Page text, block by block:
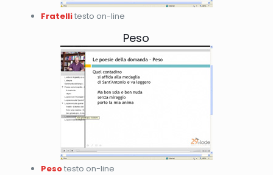
Fratellitesto on-line
Peso
Pesotesto on-line